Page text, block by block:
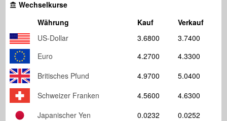
Wechselkurse
Währung
Kauf
Verkauf
US-Dollar
3.6800
3.7400
Euro
4.2700
4.3300
Britisches Pfund
4.9700
5.0400
Schweizer Franken
4.5600
4.6300
Japanischer Yen
0.0232
0.0252